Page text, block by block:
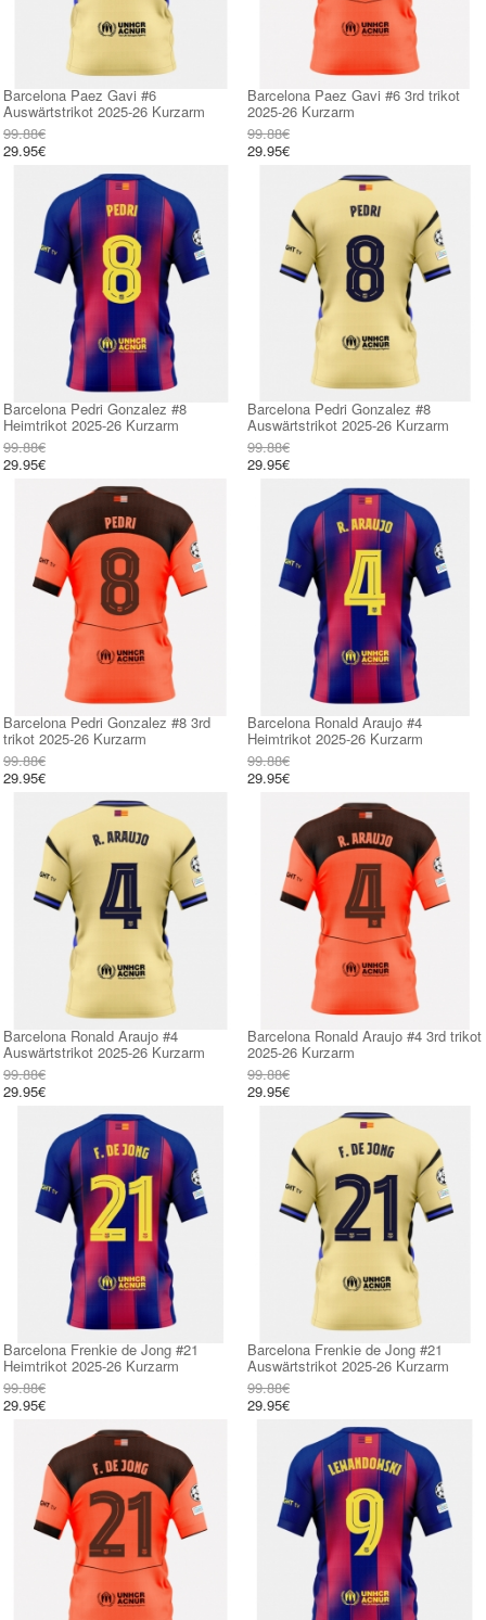
Barcelona Paez Gavi #6
Auswärtstrikot 2025-26 Kurzarm
99.88€
29.95€
Barcelona Paez Gavi #6 3rd trikot
2025-26 Kurzarm
99.88€
29.95€
Barcelona Pedri Gonzalez #8
Heimtrikot 2025-26 Kurzarm
99.88€
29.95€
Barcelona Pedri Gonzalez #8
Auswärtstrikot 2025-26 Kurzarm
99.88€
29.95€
Barcelona Pedri Gonzalez #8 3rd
trikot 2025-26 Kurzarm
99.88€
29.95€
Barcelona Ronald Araujo #4
Heimtrikot 2025-26 Kurzarm
99.88€
29.95€
Barcelona Ronald Araujo #4
Auswärtstrikot 2025-26 Kurzarm
99.88€
29.95€
Barcelona Ronald Araujo #4 3rd trikot
2025-26 Kurzarm
99.88€
29.95€
Barcelona Frenkie de Jong #21
Heimtrikot 2025-26 Kurzarm
99.88€
29.95€
Barcelona Frenkie de Jong #21
Auswärtstrikot 2025-26 Kurzarm
99.88€
29.95€